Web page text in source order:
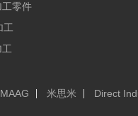
零件
工
MAAG 米思米 Direct